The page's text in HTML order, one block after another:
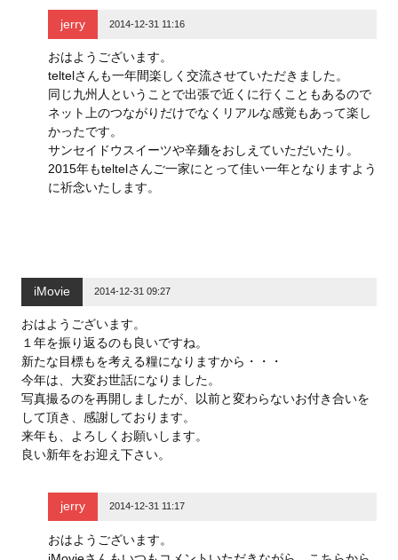
jerry 2014-12-31 11:16
おはようございます。
teltelさんも一年間楽しく交流させていただきました。
同じ九州人ということで出張で近くに行くこともあるので
ネット上のつながりだけでなくリアルな感覚もあって楽し
かったです。
サンセイドウスイーツや辛麺をおしえていただいたり。
2015年もteltelさんご一家にとって佳い一年となりますよう
に祈念いたします。
iMovie 2014-12-31 09:27
おはようございます。
１年を振り返るのも良いですね。
新たな目標もを考える糧になりますから・・・
今年は、大変お世話になりました。
写真撮るのを再開しましたが、以前と変わらないお付き合いを
して頂き、感謝しております。
来年も、よろしくお願いします。
良い新年をお迎え下さい。
jerry 2014-12-31 11:17
おはようございます。